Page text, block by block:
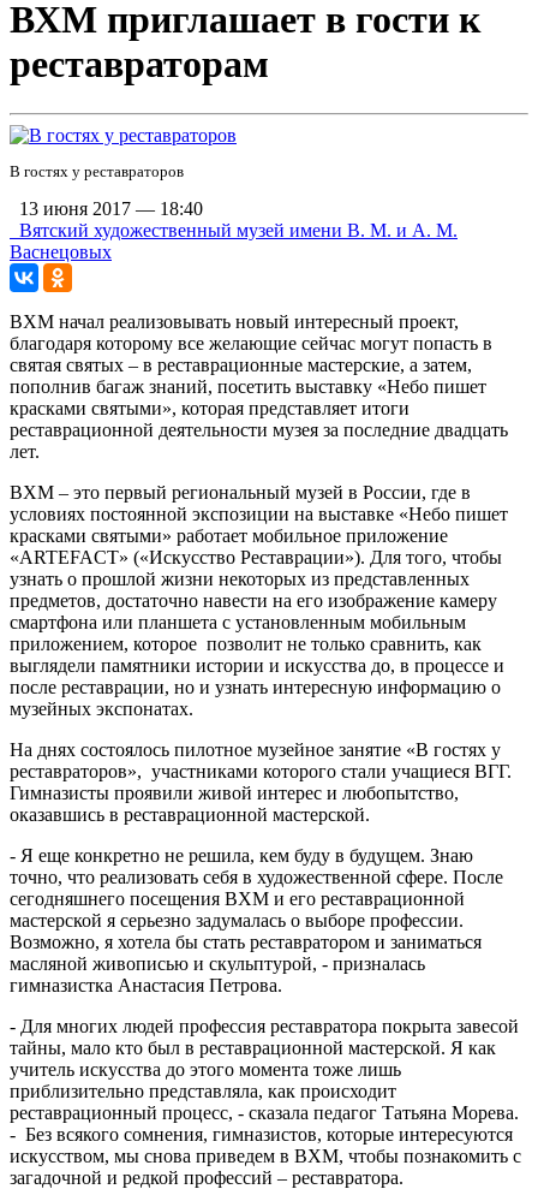
ВХМ приглашает в гости к
реставраторам
В гостях у реставраторов
13 июня 2017 — 18:40
Вятский художественный музей имени В. М. и А. М.
Васнецовых
ВХМ начал реализовывать новый интересный проект,
благодаря которому все желающие сейчас могут попасть в
святая святых – в реставрационные мастерские, а затем,
пополнив багаж знаний, посетить выставку «Небо пишет
красками святыми», которая представляет итоги
реставрационной деятельности музея за последние двадцать
лет.
ВХМ – это первый региональный музей в России, где в
условиях постоянной экспозиции на выставке «Небо пишет
красками святыми» работает мобильное приложение
«ARTEFACT» («Искусство Реставрации»). Для того, чтобы
узнать о прошлой жизни некоторых из представленных
предметов, достаточно навести на его изображение камеру
смартфона или планшета с установленным мобильным
приложением, которое позволит не только сравнить, как
выглядели памятники истории и искусства до, в процессе и
после реставрации, но и узнать интересную информацию о
музейных экспонатах.
На днях состоялось пилотное музейное занятие «В гостях у
реставраторов», участниками которого стали учащиеся ВГГ.
Гимназисты проявили живой интерес и любопытство,
оказавшись в реставрационной мастерской.
- Я еще конкретно не решила, кем буду в будущем. Знаю
точно, что реализовать себя в художественной сфере. После
сегодняшнего посещения ВХМ и его реставрационной
мастерской я серьезно задумалась о выборе профессии.
Возможно, я хотела бы стать реставратором и заниматься
масляной живописью и скульптурой, - призналась
гимназистка Анастасия Петрова.
- Для многих людей профессия реставратора покрыта завесой
тайны, мало кто был в реставрационной мастерской. Я как
учитель искусства до этого момента тоже лишь
приблизительно представляла, как происходит
реставрационный процесс, - сказала педагог Татьяна Морева.
- Без всякого сомнения, гимназистов, которые интересуются
искусством, мы снова приведем в ВХМ, чтобы познакомить с
загадочной и редкой профессий – реставратора.